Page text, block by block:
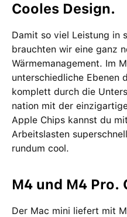
Cooles Design.
Damit so viel Leistung in
brauchten wir eine ganz
Wärme­management­. Im
unter­schied­liche Ebenen
komplett durch die
nation mit der
Apple Chips kannst du
Arbeits­lasten
rundum cool.
M4 und M4 Pro.
Der Mac mini liefert mit